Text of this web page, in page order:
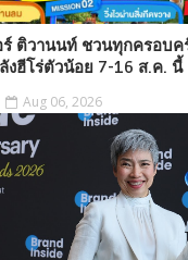
ติวานนท์ ชวนทุกครอบครั
ลังฮีโร่ตัวน้อย 7-16 ส.ค. นี้
Aug 06, 2026